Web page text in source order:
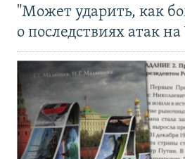
"Может ударить, как
о последствиях атак